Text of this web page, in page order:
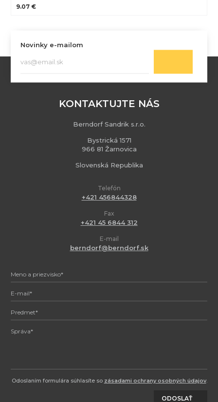
9.07 €
Novinky e-mailom
KONTAKTUJTE NÁS
Berndorf Sandrik s.r.o.
Bystrická 1571
966 81 Žarnovica
Slovenská Republika
Telefón
+421 456844328
Fax
+421 45 6844 312
E-mail
berndorf@berndorf.sk
Odoslaním formulára súhlasíte so zásadami ochrany osobných údajov.
ODOSLAŤ